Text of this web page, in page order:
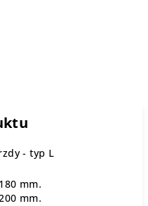
- typ L
mm.
mm.